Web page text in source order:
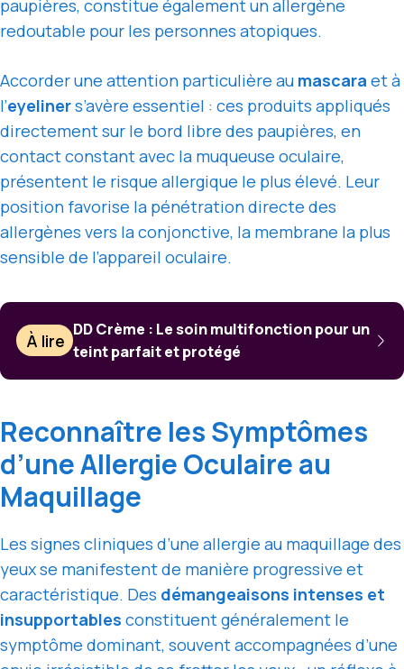
paupières, constitue également un allergène
redoutable pour les personnes atopiques.
Accorder une attention particulière au mascara et à
l’eyeliners’avère essentiel : ces produits appliqués
directement sur le bord libre des paupières, en
contact constant avec la muqueuse oculaire,
présentent le risque allergique le plus élevé. Leur
position favorise la pénétration directe des
allergènes vers la conjonctive, la membrane la plus
sensible de l’appareil oculaire.
À lire
DD Crème : Le soin multifonction pour un
teint parfait et protégé
Reconnaître les Symptômes
d’une Allergie Oculaire au
Maquillage
Les signes cliniques d’une allergie au maquillage des
yeux se manifestent de manière progressive et
caractéristique. Des démangeaisons intenses et
insupportables constituent généralement le
symptôme dominant, souvent accompagnées d’une